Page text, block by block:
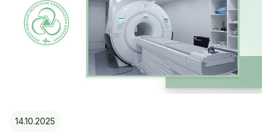
14.10.2025